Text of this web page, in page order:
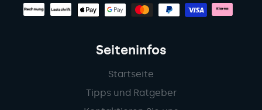
Seiteninfos
Startseite
Tipps und Ratgeber